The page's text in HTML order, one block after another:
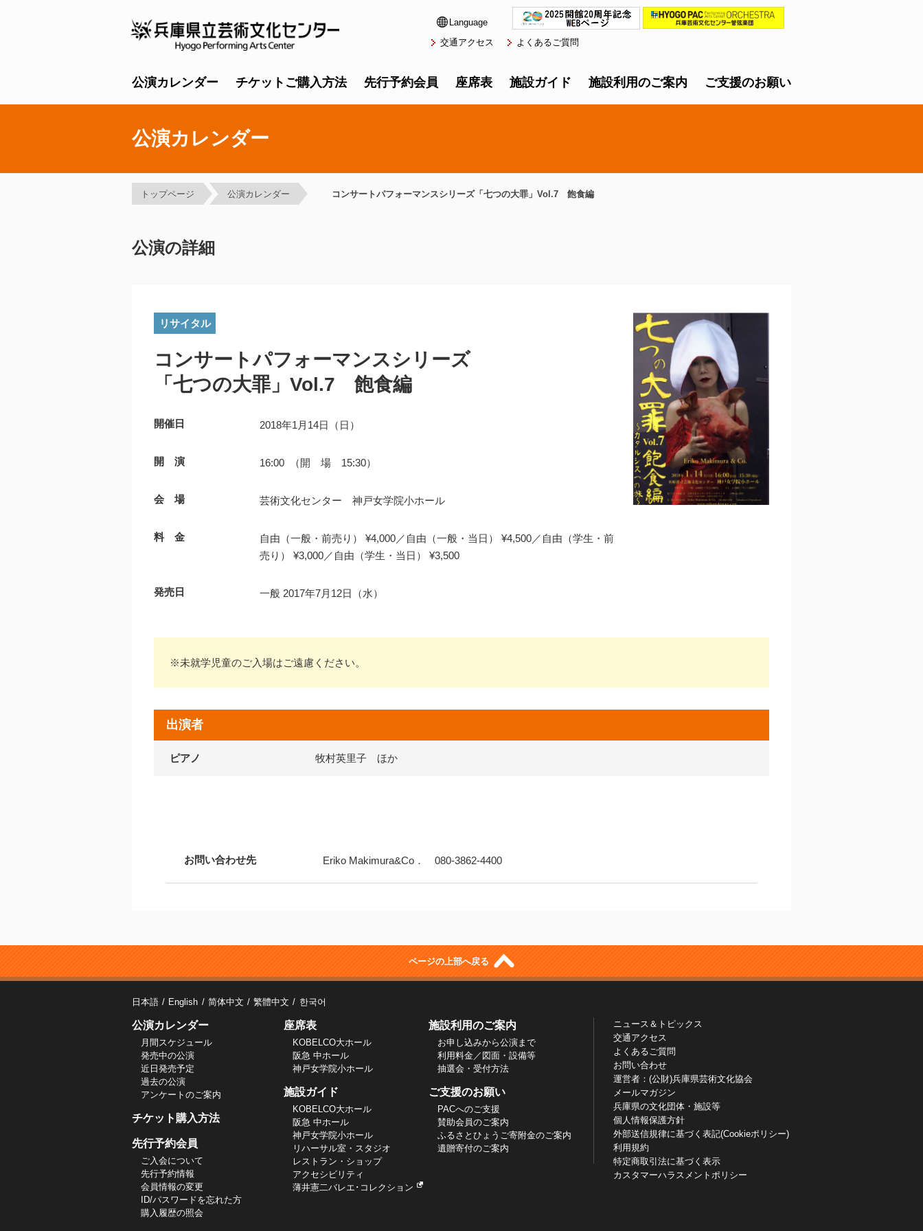
Language
交通アクセス
よくあるご質問
公演カレンダー チケットご購入方法 先行予約会員 座席表 施設ガイド 施設利用のご案内 ご支援のお願い
公演カレンダー
トップページ 公演カレンダー コンサートパフォーマンスシリーズ「七つの大罪」Vol.7 飽食編
公演の詳細
リサイタル
コンサートパフォーマンスシリーズ
「七つの大罪」Vol.7 飽食編
開催日 2018年1月14日（日）
開 演 16:00 （開 場 15:30）
会 場 芸術文化センター 神戸女学院小ホール
料 金
自由（一般・前売り） ¥4,000／自由（一般・当日） ¥4,500／自由（学生・前
売り） ¥3,000／自由（学生・当日） ¥3,500
発売日 一般 2017年7月12日（水）
※未就学児童のご入場はご遠慮ください。
出演者
ピアノ 牧村英里子 ほか
お問い合わせ先 Eriko Makimura&Co． 080-3862-4400
ページの上部へ戻る
日本語 English 简体中文 繁體中文 한국어
公演カレンダー
月間スケジュール
発売中の公演
近日発売予定
過去の公演
アンケートのご案内
チケット購入方法
先行予約会員
ご入会について
先行予約情報
会員情報の変更
ID/パスワードを忘れた方
購入履歴の照会
座席表
KOBELCO大ホール
阪急 中ホール
神戸女学院小ホール
施設ガイド
KOBELCO大ホール
阪急 中ホール
神戸女学院小ホール
リハーサル室・スタジオ
レストラン・ショップ
アクセシビリティ
薄井憲二バレエ･コレクション
施設利用のご案内
お申し込みから公演まで
利用料金／図面・設備等
抽選会・受付方法
ご支援のお願い
PACへのご支援
賛助会員のご案内
ふるさとひょうご寄附金のご案内
遺贈寄付のご案内
ニュース＆トピックス
交通アクセス
よくあるご質問
お問い合わせ
運営者：(公財)兵庫県芸術文化協会
メールマガジン
兵庫県の文化団体・施設等
個人情報保護方針
外部送信規律に基づく表記(Cookieポリシー)
利用規約
特定商取引法に基づく表示
カスタマーハラスメントポリシー